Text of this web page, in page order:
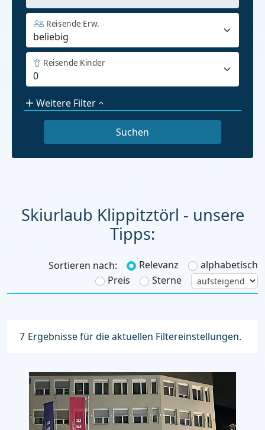
Reisende Erw.
Reisende Kinder
Weitere Filter
Skiurlaub Klippitztörl - unsere
Tipps:
Sortieren nach: Relevanz
alphabetisch
Preis
Sterne
7 Ergebnisse für die aktuellen Filtereinstellungen.